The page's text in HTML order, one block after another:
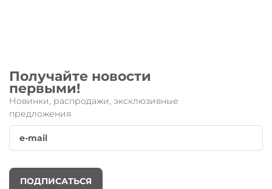
Получайте новости
первыми!
Новинки, распродажи, эксклюзивные
предложения
ПОДПИСАТЬСЯ